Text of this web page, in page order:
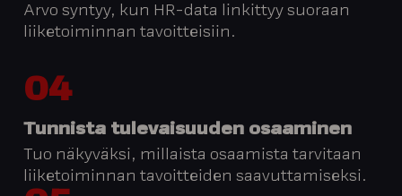
Arvo syntyy, kun HR-data linkittyy suoraan
liiketoiminnan tavoitteisiin.
04
Tunnista tulevaisuuden osaaminen
Tuo näkyväksi, millaista osaamista tarvitaan
liiketoiminnan tavoitteiden saavuttamiseksi.